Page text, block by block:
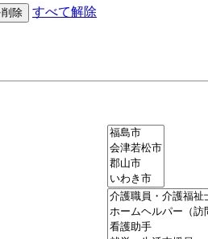
すべて解除